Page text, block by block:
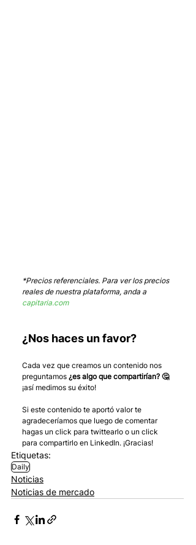
*Precios referenciales. Para ver los precios
reales de nuestra plataforma, anda a
capitaria.com
¿Nos haces un favor?
Cada vez que creamos un contenido nos
preguntamos ¿es algo que compartirían? 🤔
¡así medimos su éxito!
Si este contenido te aportó valor te
agradeceríamos que luego de comentar
hagas un click para twittearlo o un click
para compartirlo en LinkedIn. ¡Gracias!
Etiquetas:
Daily
Noticias
Noticias de mercado